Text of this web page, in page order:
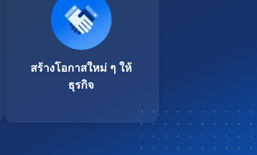
สร้างโอกาสใหม่ ๆ ให้
ธุรกิจ